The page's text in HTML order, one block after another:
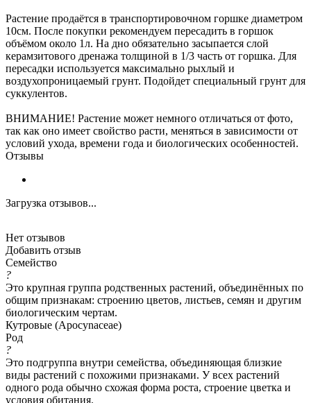
Растение продаётся в транспортировочном горшке диаметром
10см. После покупки рекомендуем пересадить в горшок
объёмом около 1л. На дно обязательно засыпается слой
керамзитового дренажа толщиной в 1/3 часть от горшка. Для
пересадки используется максимально рыхлый и
воздухопроницаемый грунт. Подойдет специальный грунт для
суккулентов.
ВНИМАНИЕ! Растение может немного отличаться от фото,
так как оно имеет свойство расти, меняться в зависимости от
условий ухода, времени года и биологических особенностей.
Отзывы
Загрузка отзывов...
Нет отзывов
Добавить отзыв
Семейство
?
Это крупная группа родственных растений, объединённых по
общим признакам: строению цветов, листьев, семян и другим
биологическим чертам.
Кутровые (Apocynaceae)
Род
?
Это подгруппа внутри семейства, объединяющая близкие
виды растений с похожими признаками. У всех растений
одного рода обычно схожая форма роста, строение цветка и
условия обитания.